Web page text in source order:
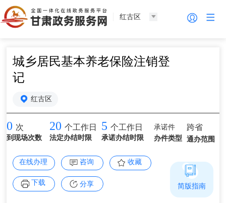
红古区
城乡居民基本养老保险注销登
记
红古区
0 次
到现场次数
20 个工作日
法定办结时限
5 个工作日
承诺办结时限
承诺件
办件类型
跨省
通办范围
在线办理 咨询 收藏
下载 分享 简版指南